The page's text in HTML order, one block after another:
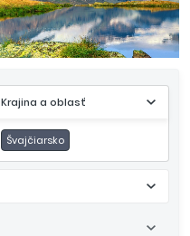
Krajina a oblasť
Švajčiarsko